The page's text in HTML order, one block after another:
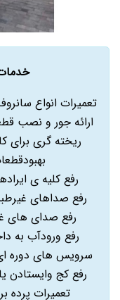
تعمیرات انواع
ارائه جور و نصب
ریخته گری برای
رفع کلیه ی
رفع صداهای
رفع صدای های
رفع ورودآب به
سرویس های دوره
رفع کج وایستادن
تعمیرات پرده